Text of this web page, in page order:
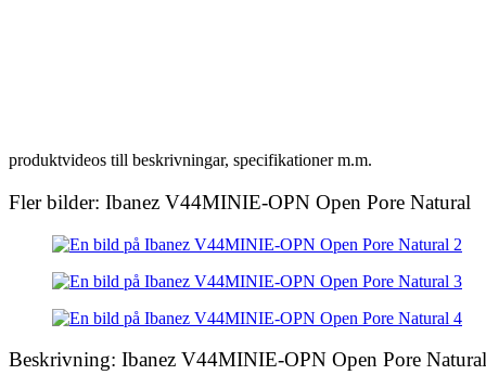
produktvideos till beskrivningar, specifikationer m.m.
Fler bilder: Ibanez V44MINIE-OPN Open Pore Natural
Beskrivning: Ibanez V44MINIE-OPN Open Pore Natural